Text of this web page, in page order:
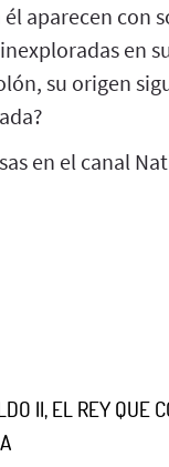
aparecen con
en
su origen
en el canal
II, EL REY QUE